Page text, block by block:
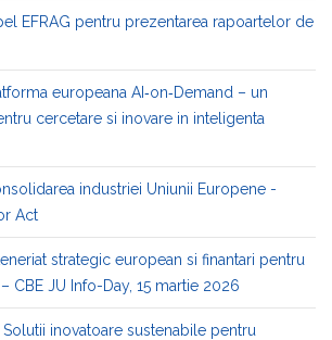
EFRAG pentru prezentarea rapoartelor de
europeana AI‑on‑Demand – un
cercetare si inovare in inteligenta
industriei Uniunii Europene -
Act
strategic european si finantari pentru
CBE JU Info-Day, 15 martie 2026
inovatoare sustenabile pentru